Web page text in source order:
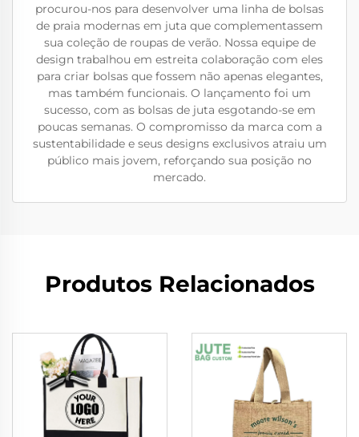
procurou-nos para desenvolver uma linha de bolsas
de praia modernas em juta que complementassem
sua coleção de roupas de verão. Nossa equipe de
design trabalhou em estreita colaboração com eles
para criar bolsas que fossem não apenas elegantes,
mas também funcionais. O lançamento foi um
sucesso, com as bolsas de juta esgotando-se em
poucas semanas. O compromisso da marca com a
sustentabilidade e seus designs exclusivos atraiu um
público mais jovem, reforçando sua posição no
mercado.
Produtos Relacionados